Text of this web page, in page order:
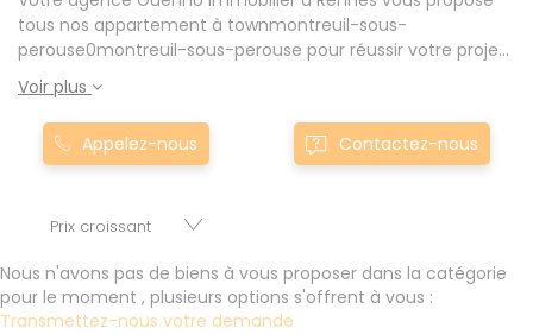
tous nos appartement à townmontreuil-sous-
perouse0montreuil-sous-perouse pour réussir votre projet
immobilier d' achat. Consultez l'ensemble de nos offres à
Rennes mais également aux alentours : Le Rheu, Pacé,
Montgermont... Nos appartement T0 à townmontreuil-
sous-perouse0montreuil-sous-perouse sont proposés au
votre disposition parkings, cessions de baux, fonds de
et murs.
Voir plus
Appelez-nous Contactez-nous
Nous n'avons pas de biens à vous proposer dans la catégorie
pour le moment , plusieurs options s'offrent à vous :
Transmettez-nous votre demande